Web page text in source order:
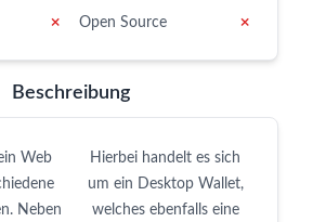
✗
Open Source
✗
Beschreibung
Web
Neben
Hierbei handelt es sich
um ein Desktop Wallet,
welches ebenfalls eine